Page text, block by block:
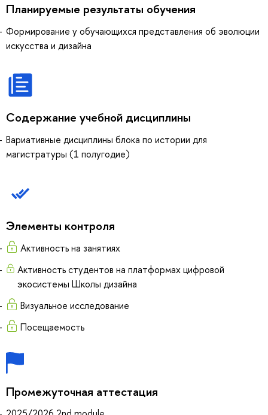
Планируемые результаты обучения
Формирование у обучающихся представления об эволюции
искусства и дизайна
Содержание учебной дисциплины
Вариативные дисциплины блока по истории для
магистратуры (1 полугодие)
Элементы контроля
Активность на занятиях
Активность студентов на платформах цифровой
экосистемы Школы дизайна
Визуальное исследование
Посещаемость
Промежуточная аттестация